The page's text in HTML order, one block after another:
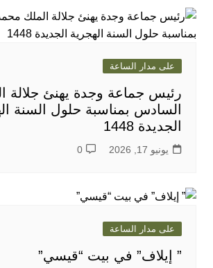
على مدار الساعة
رئيس جماعة وجدة يهنئ جلالة
السادس بمناسبة حلول السنة
الجديدة 1448
يونيو 17, 2026 0
على مدار الساعة
” إيلاف” في بيت “قيسي”